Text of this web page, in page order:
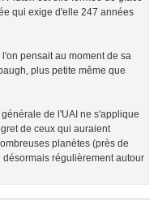
qui exige d'elle 247 années
pensait au moment de sa
plus petite même que
de l'UAI ne s'applique
de ceux qui auraient
planètes (près de
régulièrement autour